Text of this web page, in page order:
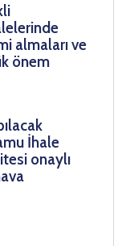
almaları ve
önem
İhale
onaylı